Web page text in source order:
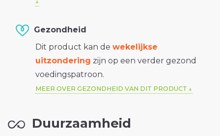
Gezondheid
Dit product kan de wekelijkse
uitzondering zijn op een verder gezond
voedingspatroon.
MEER OVER GEZONDHEID VAN DIT PRODUCT
Duurzaamheid